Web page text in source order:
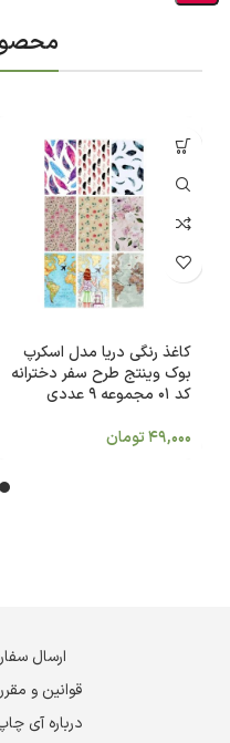
کاغذ رنگی دریا مدل اسکرپ
بوک وینتج طرح سفر دخترانه
کد 01 مجموعه 9 عددی
49,000تومان
ارسال
قوانین و
درباره آی